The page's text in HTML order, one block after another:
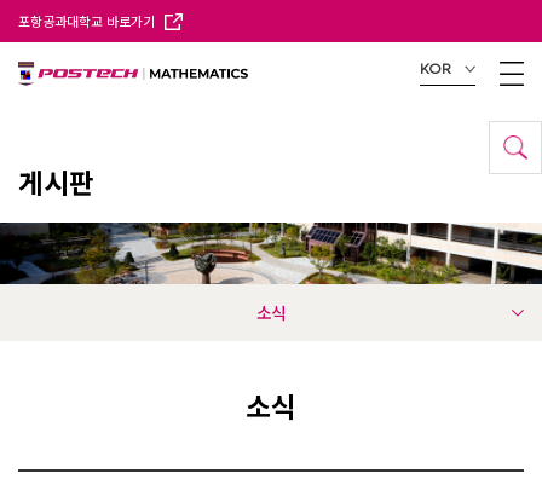
포항공과대학교 바로가기
KOR
게시판
소식
소식